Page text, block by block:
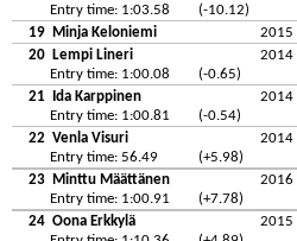
Entry time: 1:03.58
(-10.12)
19
Minja Keloniemi 2015
20
Lempi Lineri 2014
Entry time: 1:00.08
(-0.65)
21
Ida Karppinen 2014
Entry time: 1:00.81
(-0.54)
22 Venla Visuri 2014
Entry time: 56.49
(+5.98)
23
Minttu Määttänen 2016
Entry time: 1:00.91
(+7.78)
24 Oona Erkkylä 2015